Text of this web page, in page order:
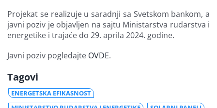
Projekat se realizuje u saradnji sa Svetskom bankom, a
javni poziv je objavljen na sajtu Ministarstva rudarstva i
energetike i trajaće do 29. aprila 2024. godine.
Javni poziv pogledajte OVDE.
Tagovi
ENERGETSKA EFIKASNOST